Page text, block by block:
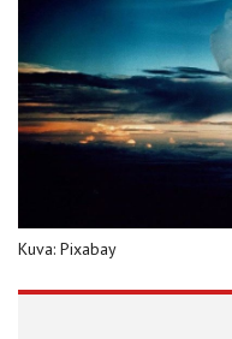
Kuva: Pixabay